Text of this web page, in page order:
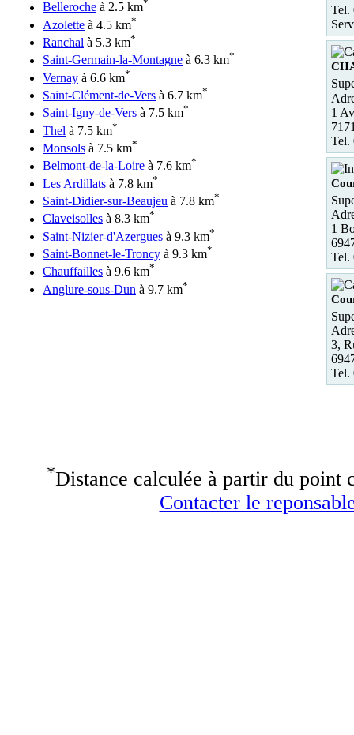
Belleroche à 2.5 km*
Azolette à 4.5 km*
Ranchal à 5.3 km*
Saint-Germain-la-Montagne à 6.3 km*
Vernay à 6.6 km*
Saint-Clément-de-Vers à 6.7 km*
Saint-Igny-de-Vers à 7.5 km*
Thel à 7.5 km*
Monsols à 7.5 km*
Belmont-de-la-Loire à 7.6 km*
Les Ardillats à 7.8 km*
Saint-Didier-sur-Beaujeu à 7.8 km*
Claveisolles à 8.3 km*
Saint-Nizier-d'Azergues à 9.3 km*
Saint-Bonnet-le-Troncy à 9.3 km*
Chauffailles à 9.6 km*
Anglure-sous-Dun à 9.7 km*
Tel.
1
Tel.
1
Tel.
3,
Tel.
*Distance calculée à partir du point
Contacter le